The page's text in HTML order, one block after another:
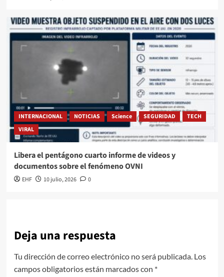
INTERNACIONAL NOTICIAS Science SEGURIDAD
TECH
VIRAL
Libera el pentágono cuarto informe de videos y
documentos sobre el fenómeno OVNI
EHF 10 julio, 2026 0
Deja una respuesta
Tu dirección de correo electrónico no será publicada. Los
campos obligatorios están marcados con *